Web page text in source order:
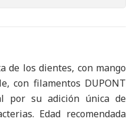
de los dientes, con mango
con filamentos DUPONT
por su adición única de
Edad recomendada